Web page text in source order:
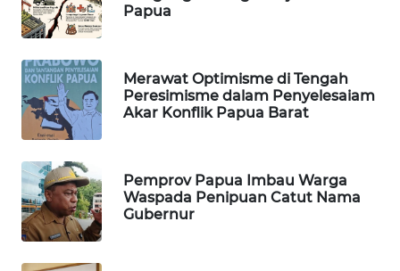
Papua
Merawat Optimisme di Tengah
Peresimisme dalam Penyelesaiam
Akar Konflik Papua Barat
Pemprov Papua Imbau Warga
Waspada Penipuan Catut Nama
Gubernur
Wahana
Network
KONSUMEN
LISTRIK
KELISTRIKAN
WALINKI
ID